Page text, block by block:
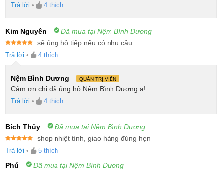
Trả lời • 4 thích
Kim Nguyên Đã mua tại Nệm Bình Dương
hạng55
sẽ ủng hộ tiếp nếu có nhu cầu
Trả lời • 4 thích
Nệm Bình Dương QUẢN TRỊ VIÊN
Cảm ơn chị đã ủng hộ Nệm Bình Dương ạ!
Trả lời • 4 thích
Bích Thủy Đã mua tại Nệm Bình Dương
hạng55
shop nhiệt tình, giao hàng đúng hẹn
Trả lời • 5 thích
Phú Đã mua tại Nệm Bình Dương